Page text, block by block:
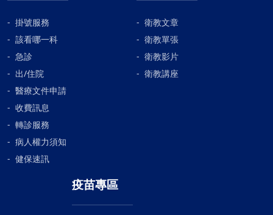
掛號服務
該看哪一科
急診
出/住院
醫療文件申請
收費訊息
轉診服務
病人權力須知
健保速訊
衛教文章
衛教單張
衛教影片
衛教講座
疫苗專區